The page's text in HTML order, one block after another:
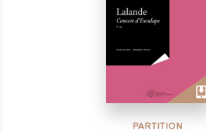
PARTITION